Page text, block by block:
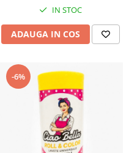
IN STOC
ADAUGA IN COS
-6%